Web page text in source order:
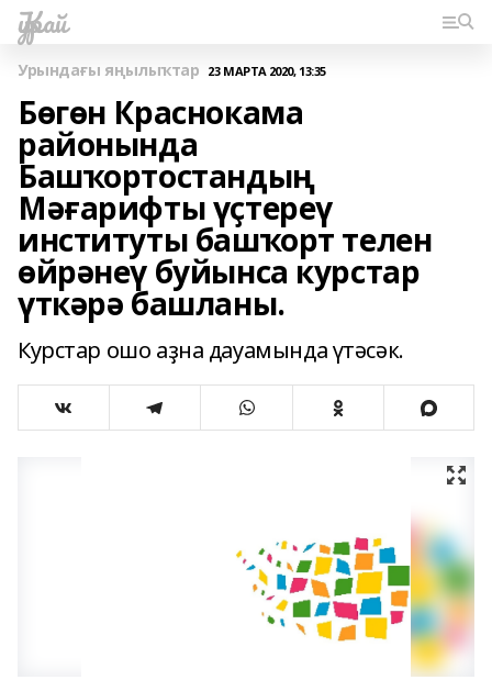
Ҡурай
Урындағы яңылыҡтар 23 МАРТА 2020, 13:35
Бөгөн Краснокама
районында
Башҡортостандың
Мәғарифты үҫтереү
институты башҡорт телен
өйрәнеү буйынса курстар
үткәрә башланы.
Курстар ошо аҙна дауамында үтәсәк.